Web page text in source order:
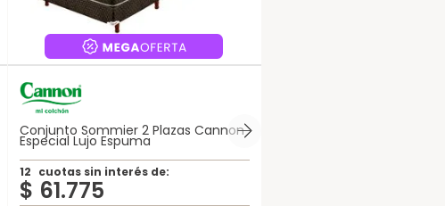
Conjunto Sommier 2 Plazas Cannon
Especial Lujo Espuma
12 cuotas sin interés de:
$ 61.775